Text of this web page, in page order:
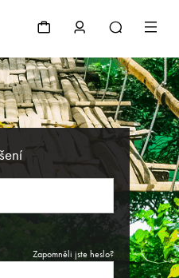
Zapomněli jste heslo?